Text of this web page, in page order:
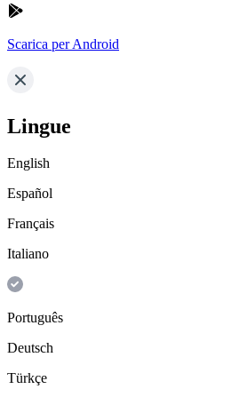
Scarica per Android
Lingue
English
Español
Français
Italiano
Português
Deutsch
Türkçe